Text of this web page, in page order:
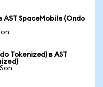
AST SpaceMobile (Ondo
Tokenized) в AST